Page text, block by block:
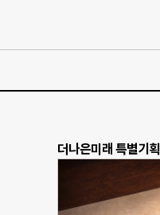
더나은미래 특별기획